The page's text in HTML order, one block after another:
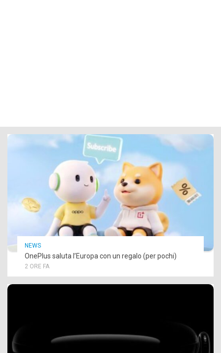
NEWS
OnePlus saluta l’Europa con un regalo (per pochi)
2 ORE FA